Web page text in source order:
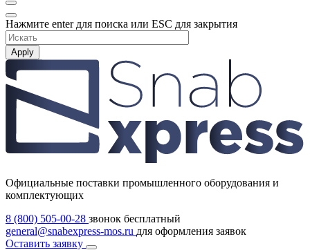
Нажмите enter для поиска или ESC для закрытия
Apply
Официальные поставки промышленного оборудования и
комплектующих
8 (800) 505-00-28 звонок бесплатный
general@snabexpress-mos.ru для оформления заявок
Оставить заявку